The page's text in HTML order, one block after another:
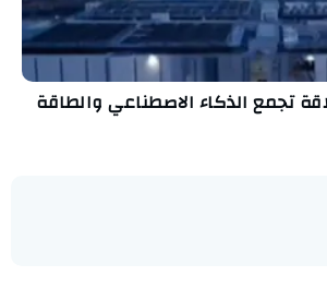
تجمع الذكاء الاصطناعي والطاقة